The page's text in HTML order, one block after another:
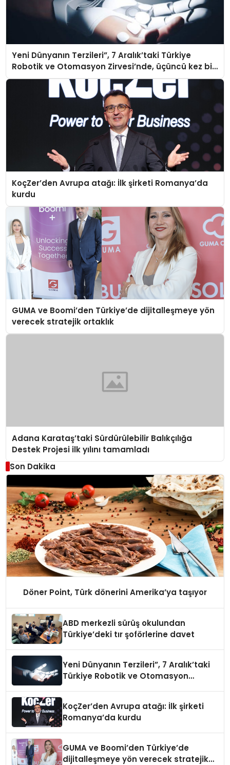
Yeni Dünyanın Terzileri”, 7 Aralık’taki Türkiye
Robotik ve Otomasyon Zirvesi’nde, üçüncü kez bir
araya geliyor
KoçZer’den Avrupa atağı: İlk şirketi Romanya’da
kurdu
GUMA ve Boomi’den Türkiye’de dijitalleşmeye yön
verecek stratejik ortaklık
Adana Karataş’taki Sürdürülebilir Balıkçılığa
Destek Projesi ilk yılını tamamladı
Son Dakika
Döner Point, Türk dönerini Amerika’ya taşıyor
ABD merkezli sürüş okulundan
Türkiye’deki tır şoförlerine davet
Yeni Dünyanın Terzileri”, 7 Aralık’taki
Türkiye Robotik ve Otomasyon
KoçZer’den Avrupa atağı: İlk şirketi
Romanya’da kurdu
GUMA ve Boomi’den Türkiye’de
dijitalleşmeye yön verecek stratejik